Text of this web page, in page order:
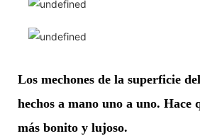
Los mechones de la superficie
hechos a mano uno a uno. Hace
más bonito y lujoso.